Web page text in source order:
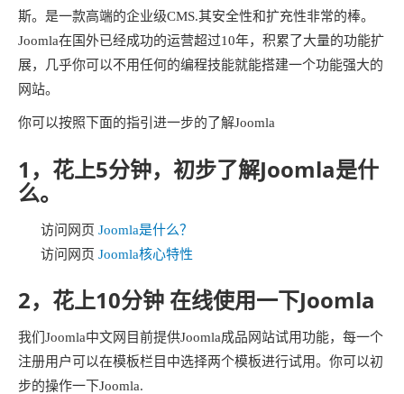
斯。是一款高端的企业级CMS.其安全性和扩充性非常的棒。
Joomla在国外已经成功的运营超过10年，积累了大量的功能扩
展，几乎你可以不用任何的编程技能就能搭建一个功能强大的
网站。
你可以按照下面的指引进一步的了解Joomla
1，花上5分钟，初步了解Joomla是什
么。
访问网页 Joomla是什么？
访问网页 Joomla核心特性
2，花上10分钟 在线使用一下Joomla
我们Joomla中文网目前提供Joomla成品网站试用功能，每一个
注册用户可以在模板栏目中选择两个模板进行试用。你可以初
步的操作一下Joomla.